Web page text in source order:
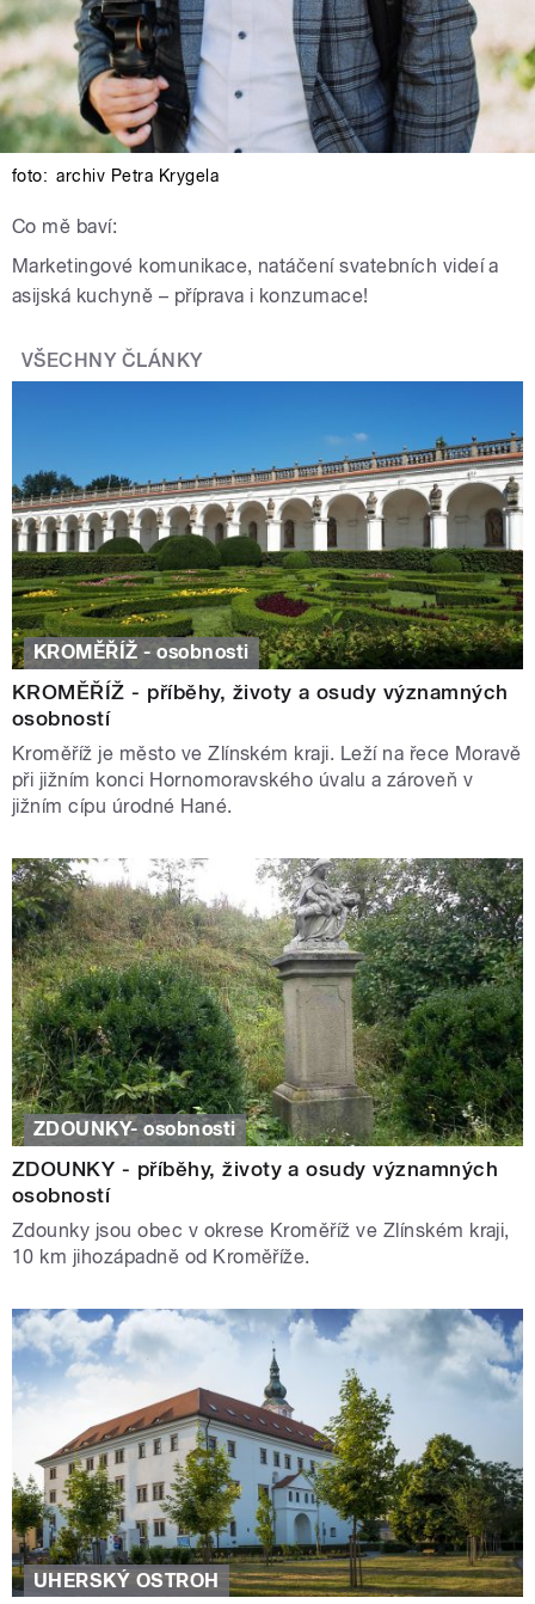
foto: archiv Petra Krygela
Co mě baví:
Marketingové komunikace, natáčení svatebních videí a
asijská kuchyně – příprava i konzumace!
VŠECHNY ČLÁNKY
KROMĚŘÍŽ - osobnosti
KROMĚŘÍŽ - příběhy, životy a osudy významných
osobností
Kroměříž je město ve Zlínském kraji. Leží na řece Moravě
při jižním konci Hornomoravského úvalu a zároveň v
jižním cípu úrodné Hané.
ZDOUNKY- osobnosti
ZDOUNKY - příběhy, životy a osudy významných
osobností
Zdounky jsou obec v okrese Kroměříž ve Zlínském kraji,
10 km jihozápadně od Kroměříže.
UHERSKÝ OSTROH